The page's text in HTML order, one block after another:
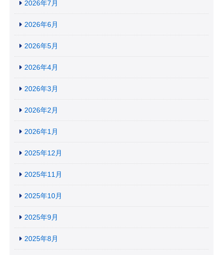
2026年7月
2026年6月
2026年5月
2026年4月
2026年3月
2026年2月
2026年1月
2025年12月
2025年11月
2025年10月
2025年9月
2025年8月